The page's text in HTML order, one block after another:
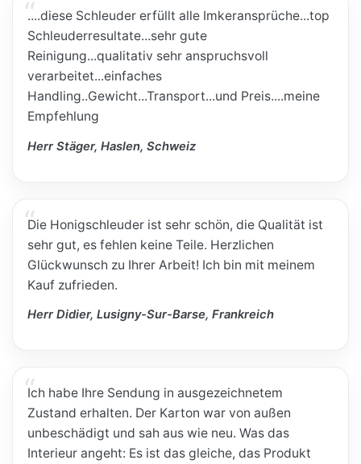
....diese Schleuder erfüllt alle Imkeransprüche...top
Schleuderresultate...sehr gute
Reinigung...qualitativ sehr anspruchsvoll
verarbeitet...einfaches
Handling..Gewicht...Transport...und Preis....meine
Empfehlung
Herr Stäger, Haslen, Schweiz
Die Honigschleuder ist sehr schön, die Qualität ist
sehr gut, es fehlen keine Teile. Herzlichen
Glückwunsch zu Ihrer Arbeit! Ich bin mit meinem
Kauf zufrieden.
Herr Didier, Lusigny-Sur-Barse, Frankreich
Ich habe Ihre Sendung in ausgezeichnetem
Zustand erhalten. Der Karton war von außen
unbeschädigt und sah aus wie neu. Was das
Interieur angeht: Es ist das gleiche, das Produkt